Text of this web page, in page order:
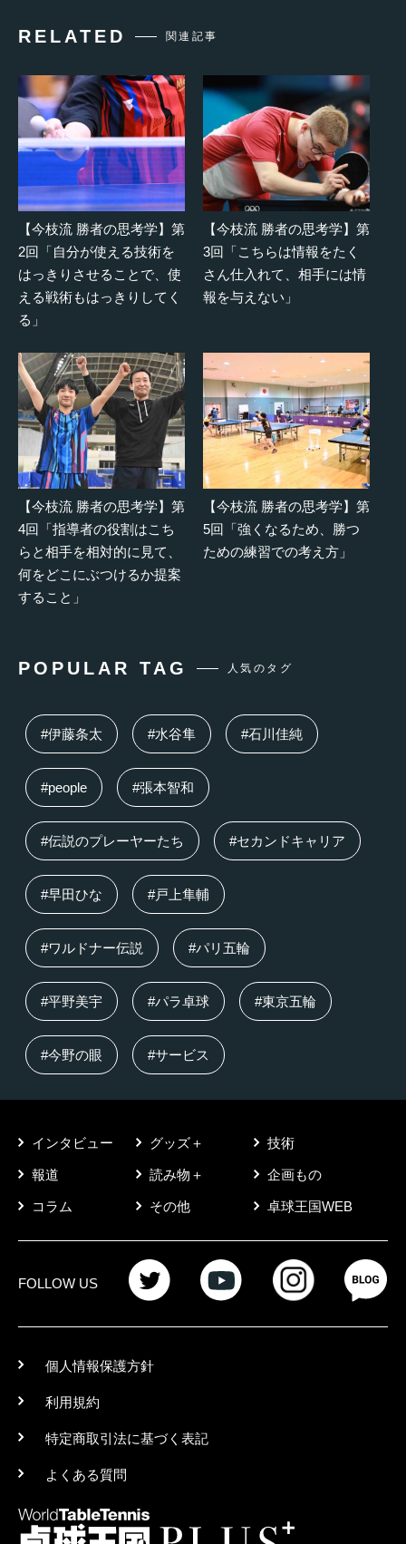
RELATED 関連記事
【今枝流 勝者の思考学】第
2回「自分が使える技術を
はっきりさせることで、使
える戦術もはっきりしてく
る」
【今枝流 勝者の思考学】第
3回「こちらは情報をたく
さん仕入れて、相手には情
報を与えない」
【今枝流 勝者の思考学】第
4回「指導者の役割はこち
らと相手を相対的に見て、
何をどこにぶつけるか提案
すること」
【今枝流 勝者の思考学】第
5回「強くなるため、勝つ
ための練習での考え方」
POPULAR TAG 人気のタグ
#伊藤条太 #水谷隼 #石川佳純
#people #張本智和
#伝説のプレーヤーたち #セカンドキャリア
#早田ひな #戸上隼輔
#ワルドナー伝説 #パリ五輪
#平野美宇 #パラ卓球 #東京五輪
#今野の眼 #サービス
インタビュー グッズ＋ 技術
報道 読み物＋ 企画もの
コラム その他 卓球王国WEB
FOLLOW US
個人情報保護方針
利用規約
特定商取引法に基づく表記
よくある質問